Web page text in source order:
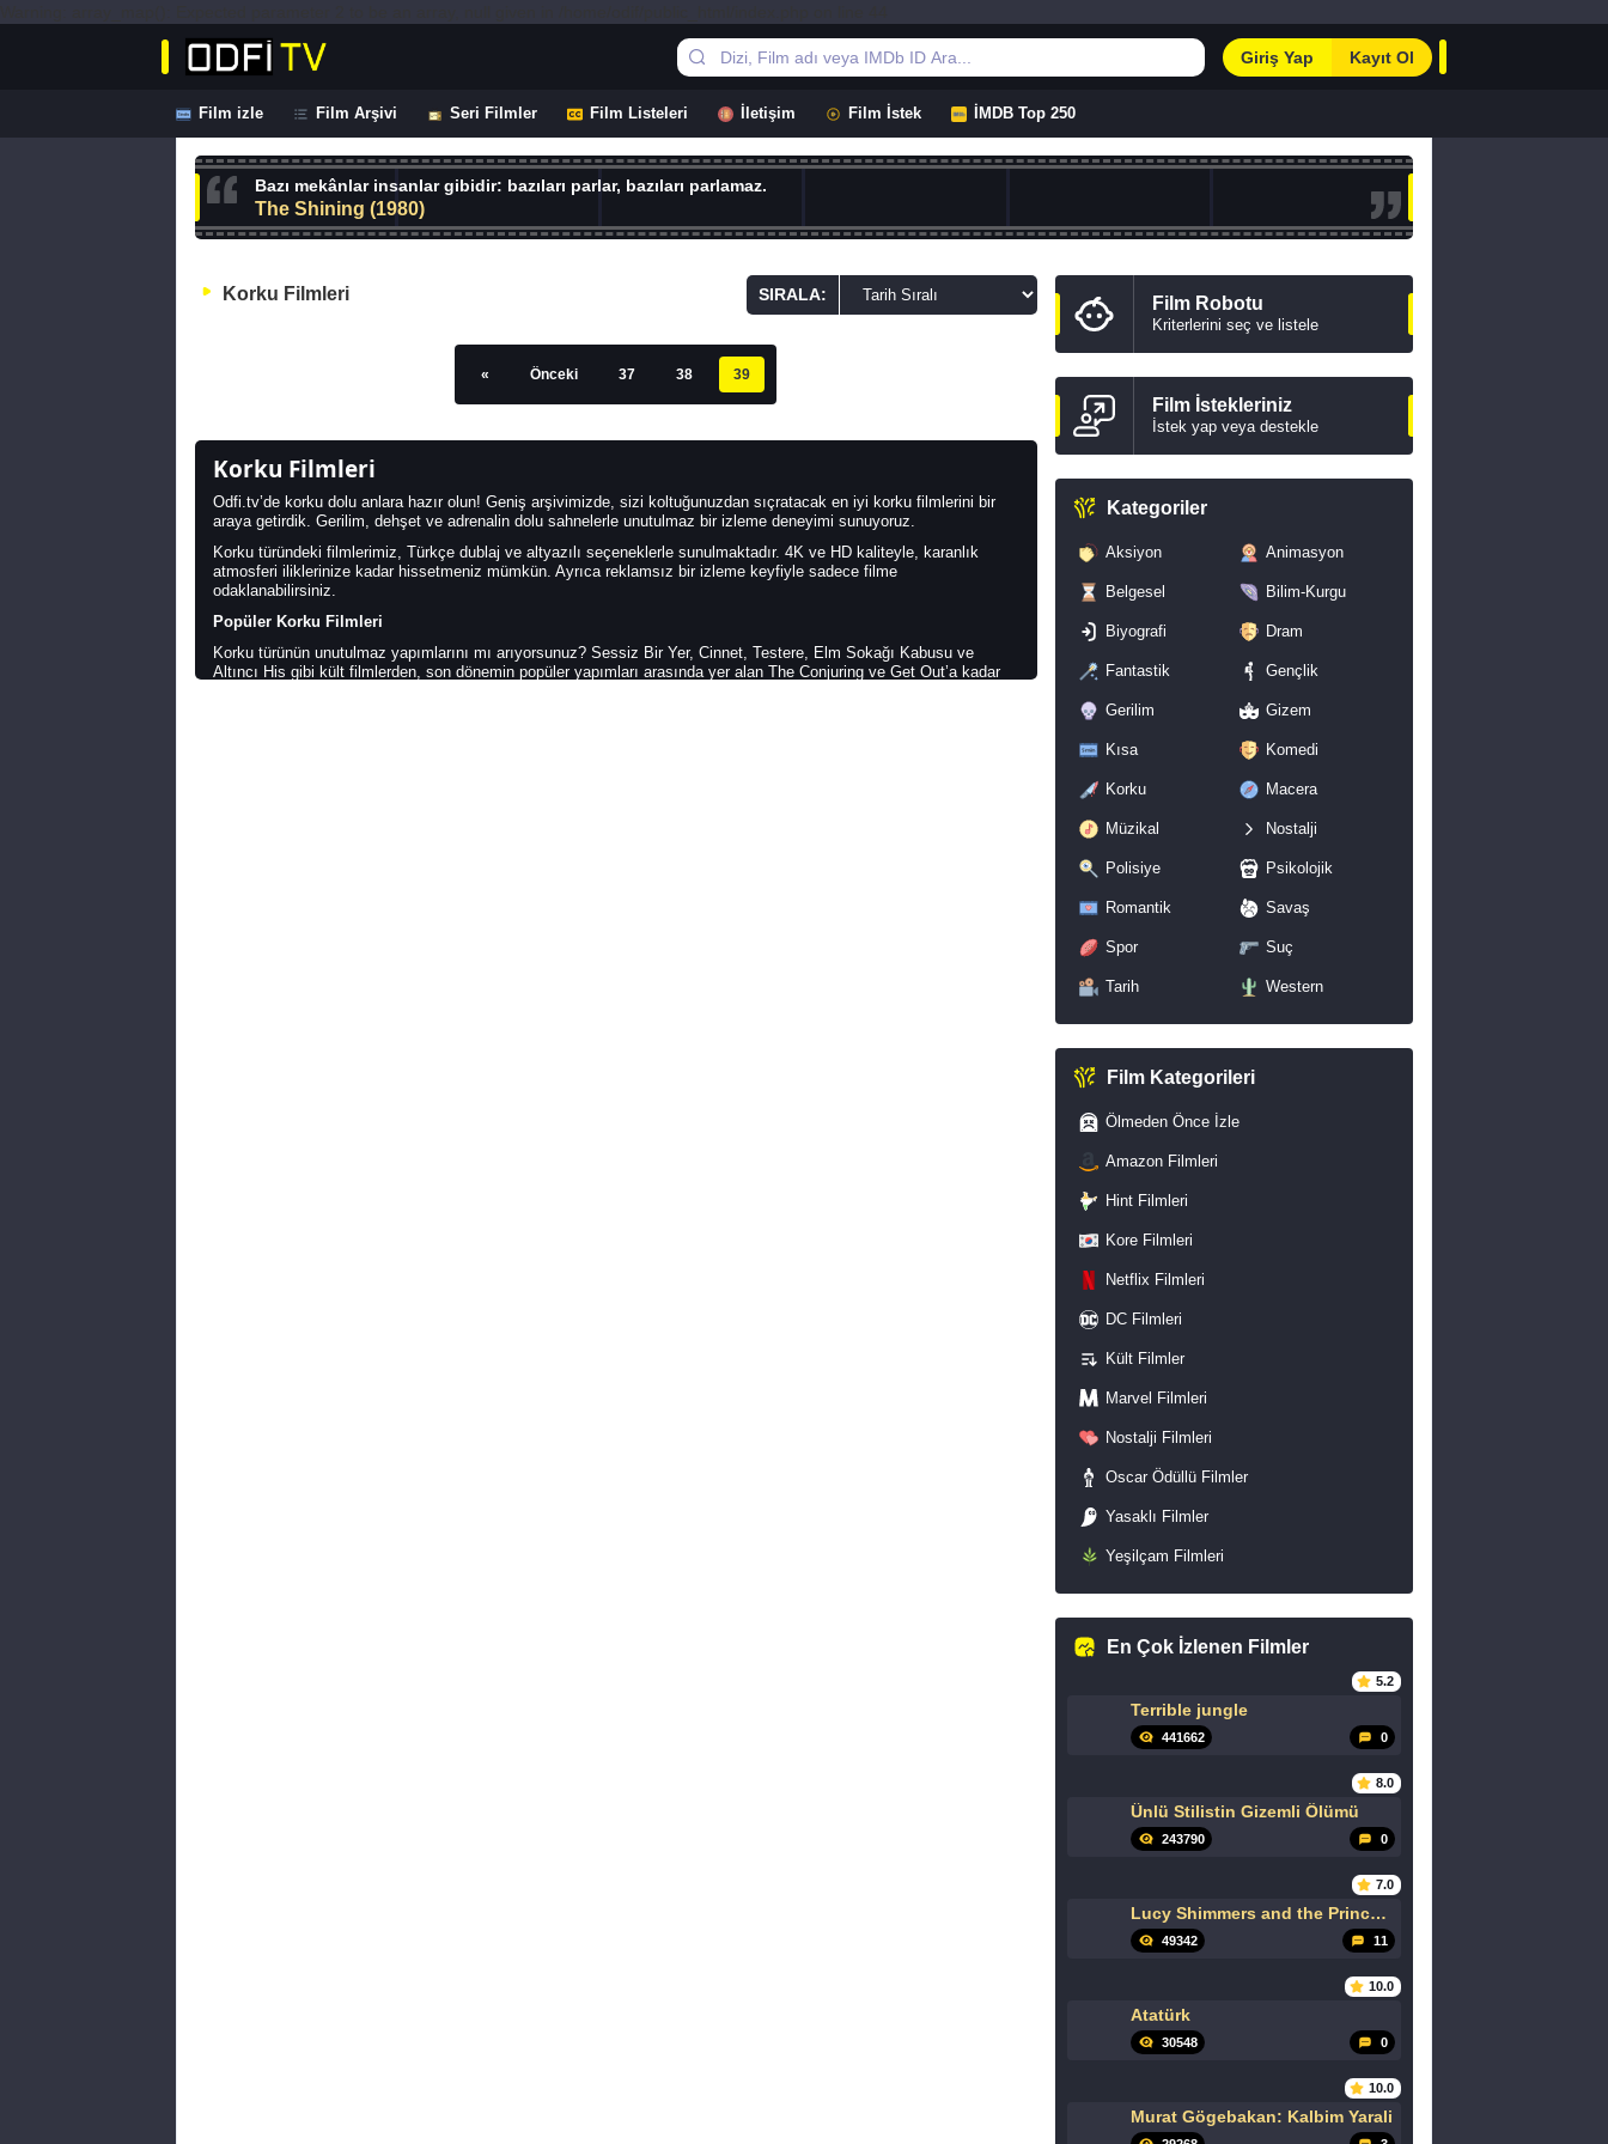
Giriş Yap Kayıt Ol
Film izle Film Arşivi Seri Filmler Film Listeleri İletişim Film İstek İMDB Top 250
Bazı mekânlar insanlar gibidir: bazıları parlar, bazıları parlamaz.
The Shining (1980)
Korku Filmleri SIRALA:
« Önceki 37 38 39
Korku Filmleri
Odfi.tv’de korku dolu anlara hazır olun! Geniş arşivimizde, sizi koltuğunuzdan sıçratacak en iyi korku filmlerini bir
araya getirdik. Gerilim, dehşet ve adrenalin dolu sahnelerle unutulmaz bir izleme deneyimi sunuyoruz.
Korku türündeki filmlerimiz, Türkçe dublaj ve altyazılı seçeneklerle sunulmaktadır. 4K ve HD kaliteyle, karanlık
atmosferi iliklerinize kadar hissetmeniz mümkün. Ayrıca reklamsız bir izleme keyfiyle sadece filme
odaklanabilirsiniz.
Popüler Korku Filmleri
Korku türünün unutulmaz yapımlarını mı arıyorsunuz? Sessiz Bir Yer, Cinnet, Testere, Elm Sokağı Kabusu ve
Altıncı His gibi kült filmlerden, son dönemin popüler yapımları arasında yer alan The Conjuring ve Get Out’a kadar
Film Robotu
Kriterlerini seç ve listele
Film İstekleriniz
İstek yap veya destekle
Kategoriler
Aksiyon Animasyon
Belgesel Bilim-Kurgu
Biyografi Dram
Fantastik Gençlik
Gerilim Gizem
Kısa Komedi
Korku Macera
Müzikal Nostalji
Polisiye Psikolojik
Romantik Savaş
Spor Suç
Tarih Western
Film Kategorileri
Ölmeden Önce İzle
Amazon Filmleri
Hint Filmleri
Kore Filmleri
Netflix Filmleri
DC Filmleri
Kült Filmler
Marvel Filmleri
Nostalji Filmleri
Oscar Ödüllü Filmler
Yasaklı Filmler
Yeşilçam Filmleri
En Çok İzlenen Filmler
5.2
Terrible jungle
441662 0
8.0
Ünlü Stilistin Gizemli Ölümü
243790 0
7.0
Lucy Shimmers and the Prince of Peace
49342 11
10.0
Atatürk
30548 0
10.0
Murat Gögebakan: Kalbim Yarali